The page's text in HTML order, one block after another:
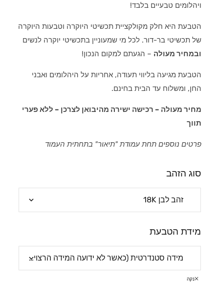
ויהלומים טבעיים בלבד!
הטבעת היא חלק מקולקציית תכשיטי היוקרה וטבעות היוקרה
של תכשיטי בר-דור. לכל מי שמעוניין בתכשיטי יוקרה לנשים
ובמחיר מעולה – הגעתם למקום הנכון!
הטבעת מגיעה בליווי תעודה, אחריות על היהלומים ואבני
החן, ומשלוח עד הבית בחינם.
מחיר מעולה – רכישה ישירה מהיבואן לצרכן – ללא פערי
תווך
פרטים נוספים תחת עמודת "תיאור" בתחתית העמוד
סוג הזהב
מידת הטבעת
נקה